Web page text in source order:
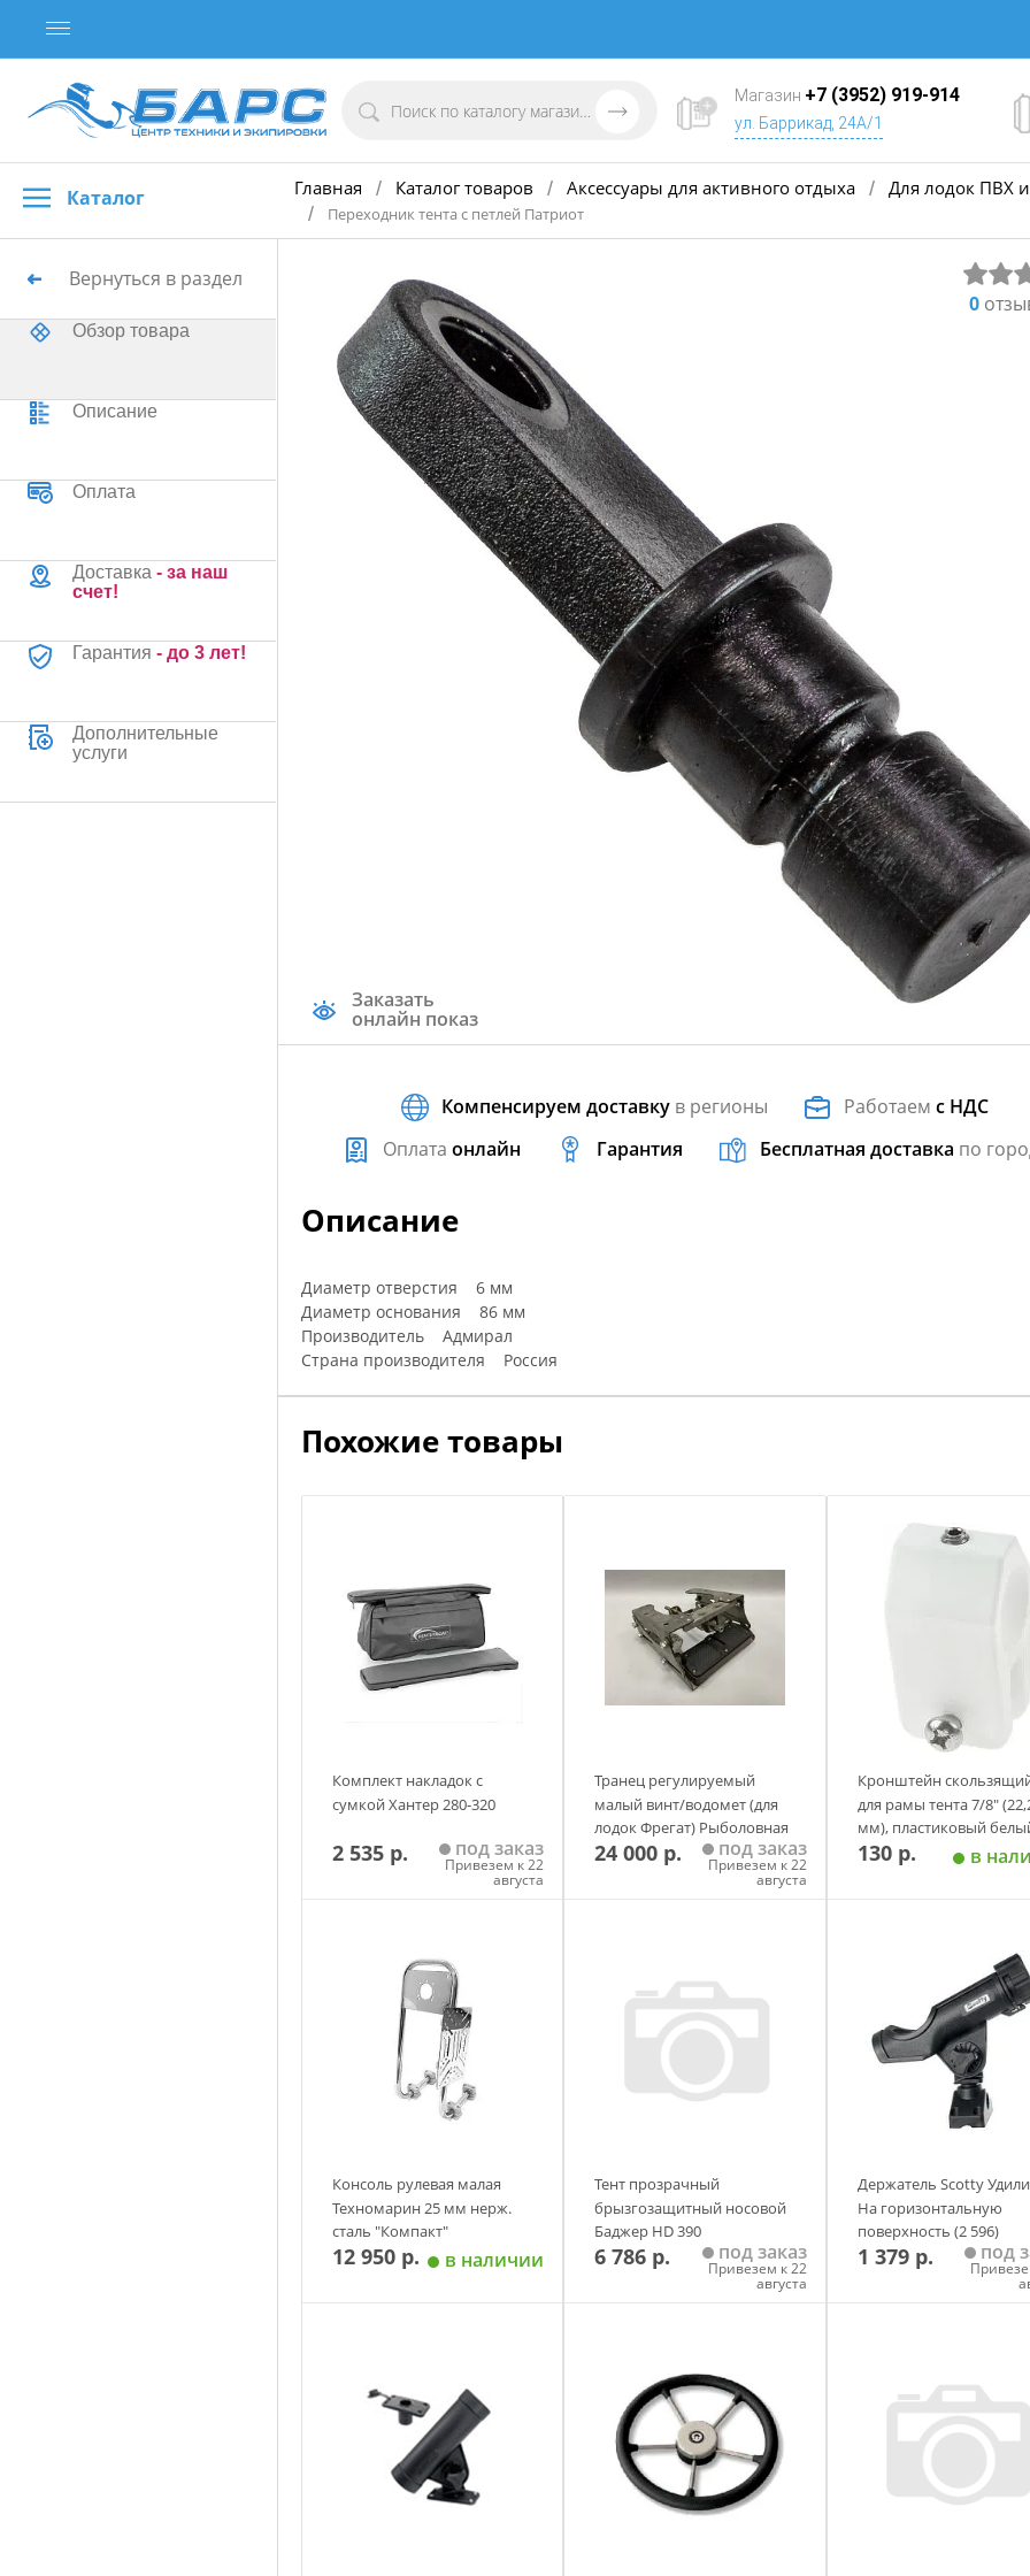
Магазин +7 (3952) 919-914
ул. Баррикад, 24А/1
Каталог Главная / Каталог товаров / Аксессуары для активного отдыха / Для лодок ПВХ
/
Переходник тента с петлей Патриот
Вернуться в раздел
Обзор товара
Описание
Оплата
Доставка - за наш
счет!
Гарантия - до 3 лет!
Дополнительные
услуги
0
Заказать
онлайн показ
Компенсируем доставку в регионы Работаемс НДС
Оплата онлайн Гарантия Бесплатная доставка по
Описание
Диаметр отверстия 6 мм
Диаметр основания 86 мм
Производитель Адмирал
Страна производителя Россия
Похожие товары
Комплект накладок с
сумкой Хантер 280-320
2 535 р. под заказ
Привезем к 22
августа
Транец регулируемый
малый винт/водомет (для
лодок Фрегат) Рыболовная
Академия
24 000 р. под заказ
Привезем к 22
августа
Кронштейн
для рамы тента 7/8"
мм), пластиковый
130 р. в
Консоль рулевая малая
Техномарин 25 мм нерж.
сталь "Компакт"
12 950 р. в наличии
Тент прозрачный
брызгозащитный носовой
Баджер HD 390
6 786 р. под заказ
Привезем к 22
августа
Держатель Scotty
На горизонтальную
поверхность (2 596)
1 379 р. под